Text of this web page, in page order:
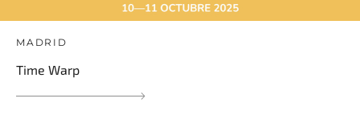
MADRID
Time Warp